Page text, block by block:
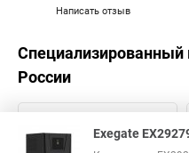
Написать отзыв
Специализированный
России
Exegate